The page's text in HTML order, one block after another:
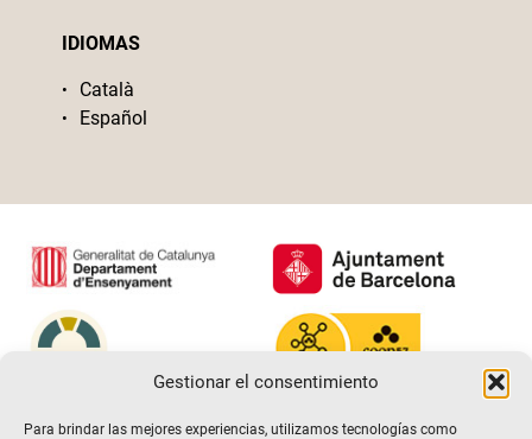
Gestionar el consentimiento
Para brindar las mejores experiencias, utilizamos tecnologías como
IDIOMAS
Català
Español